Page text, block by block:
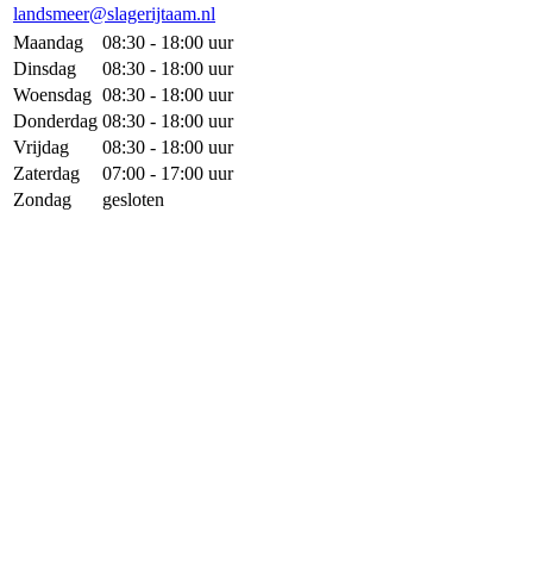
landsmeer@slagerijtaam.nl
Maandag
08:30 - 18:00 uur
Dinsdag
08:30 - 18:00 uur
Woensdag 08:30 - 18:00 uur
Donderdag 08:30 - 18:00 uur
Vrijdag
08:30 - 18:00 uur
Zaterdag
07:00 - 17:00 uur
Zondag
gesloten